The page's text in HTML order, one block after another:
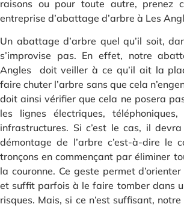
raisons ou pour toute autre, prenez
entreprise d’abattage d’arbre à Les
Un abattage d’arbre quel qu’il soit,
s’improvise pas. En effet, notre
Angles doit veiller à ce qu’il ait la
faire chuter l’arbre sans que cela
doit ainsi vérifier que cela ne posera
les lignes électriques,
infrastructures. Si c’est le cas, il
démontage de l’arbre c’est-à-dire le
tronçons en commençant par éliminer
la couronne. Ce geste permet
et suffit parfois à le faire tomber dans
risques. Mais, si ce n’est suffisant,